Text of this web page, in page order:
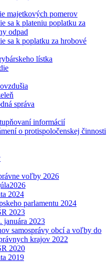
majetkových pomerov
sa k plateniu poplatku za
odpad
sa k poplatku za hrobové
lístka
správa
informácií
o protispoločenskej činnosti
voľby 2026
2024
parlamentu 2024
2023
januára 2023
samosprávy obcí a voľby do
krajov 2022
2020
2019